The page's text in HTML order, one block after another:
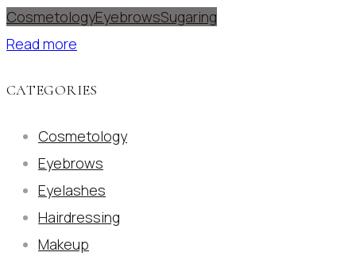
CosmetologyEyebrowsSugaring
Read more
CATEGORIES
Cosmetology
Eyebrows
Eyelashes
Hairdressing
Makeup